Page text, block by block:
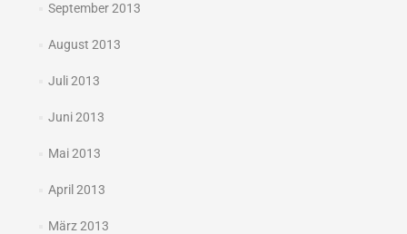
September 2013
August 2013
Juli 2013
Juni 2013
Mai 2013
April 2013
März 2013